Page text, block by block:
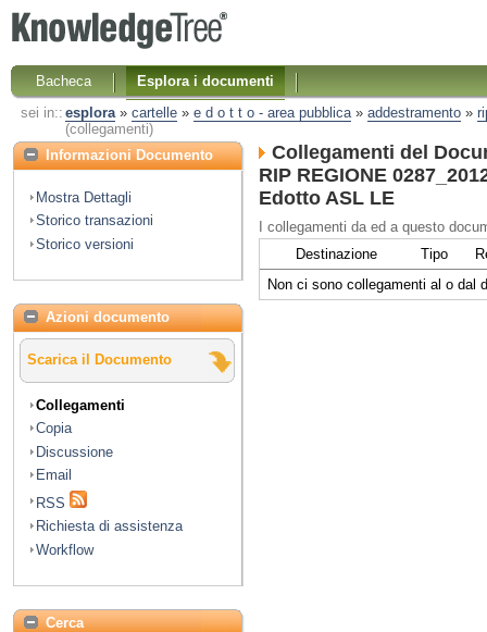
Bacheca
Esplora i documenti
sei in:: esplora» cartelle» e d o t t o - area pubblica» addestramento»
(collegamenti)
Informazioni Documento
Mostra Dettagli
Storico transazioni
Storico versioni
Azioni documento
Scarica il Documento
Collegamenti
Copia
Discussione
Email
RSS
Richiesta di assistenza
Workflow
Cerca
Collegamenti del
RIP REGIONE
Edotto ASL LE
I collegamenti da ed a questo
Destinazione
Tipo
Non ci sono collegamenti al o dal